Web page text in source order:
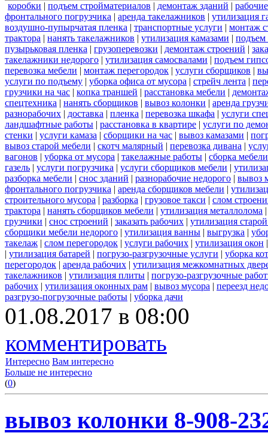
коробки | подъем стройматериалов | демонтаж зданий |
фронтального погрузчика | аренда такелажников | утилизация
воздушно-пупырчатая пленка | транспортные услуги | монтаж
трактора | нанять такелажников | утилизация камазами | подъем
пузырьковая пленка | грузоперевозки | демонтаж строений |
такелажники недорого | утилизация самосвалами | подъем
перевозка мебели | монтаж перегородок | услуги сборщиков |
услуги по подъему | уборка офиса от мусора | стрейч лента |
грузчики на час | копка траншей | расстановка мебели |
спецтехника | нанять сборщиков | вывоз колонки | аренда
разнорабочих | доставка | пленка | перевозка шкафа | услуги
ландшафтные работы | расстановка в квартире | услуги по
стенки | услуги камаза | сборщики на час | вывоз камазами |
вывоз старой мебели | скотч малярный | перевозка дивана |
вагонов | уборка от мусора | такелажные работы | сборка мебели
газель | услуги погрузчика | услуги сборщиков мебели |
разборка мебели | снос зданий | разнорабочие недорого | вывоз
фронтального погрузчика | аренда сборщиков мебели |
строительного мусора | разборка | грузовое такси | слом
трактора | нанять сборщиков мебели | утилизация металлолома
грузчики | снос строений | заказать рабочих | утилизация
сборщики мебели недорого | утилизация ванны | выгрузка |
такелаж | слом перегородок | услуги рабочих | утилизация окон
| утилизация батарей | погрузо-разгрузочные услуги | уборка
перегородок | аренда рабочих | утилизация межкомнатных
такелажников | утилизация плиты | погрузо-разгрузочные
рабочих | утилизация оконных рам | вывоз мусора | переезд
разгрузо-погрузочные работы | уборка дачи
01.08.2017 в 08:00
комментировать
Интересно Вам интересно
Больше не интересно
(0)
вывоз колонки 8-908-